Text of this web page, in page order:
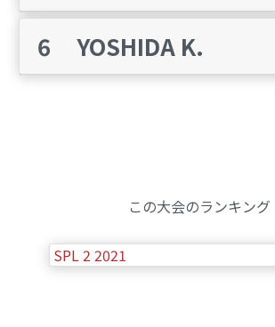
6
YOSHIDA K.
この大会のランキング
SPL 2 2021